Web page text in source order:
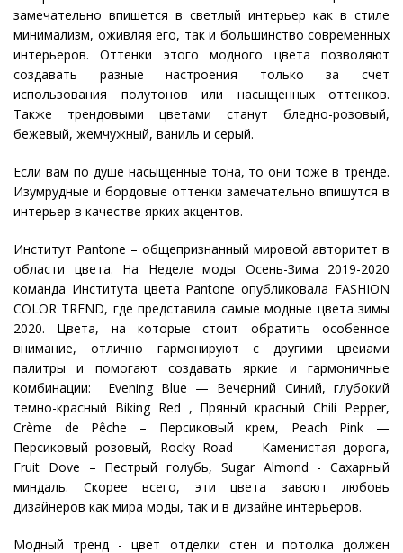
замечательно впишется в светлый интерьер как в стиле
минимализм, оживляя его, так и большинство современных
интерьеров. Оттенки этого модного цвета позволяют
создавать разные настроения только за счет
использования полутонов или насыщенных оттенков.
Также трендовыми цветами станут бледно-розовый,
бежевый, жемчужный, ваниль и серый.
Если вам по душе насыщенные тона, то они тоже в тренде.
Изумрудные и бордовые оттенки замечательно впишутся в
интерьер в качестве ярких акцентов.
Институт Pantone – общепризнанный мировой авторитет в
области цвета. На Неделе моды Осень-Зима 2019-2020
команда Института цвета Pantone опубликовала FASHION
COLOR TREND, где представила самые модные цвета зимы
2020. Цвета, на которые стоит обратить особенное
внимание, отлично гармонируют с другими цвеиами
палитры и помогают создавать яркие и гармоничные
комбинации: Evening Blue — Вечерний Синий, глубокий
темно-красный Biking Red , Пряный красный Chili Pepper,
Crème de Pêche – Персиковый крем, Peach Pink —
Персиковый розовый, Rocky Road — Каменистая дорога,
Fruit Dove – Пестрый голубь, Sugar Almond - Сахарный
миндаль. Скорее всего, эти цвета завоют любовь
дизайнеров как мира моды, так и в дизайне интерьеров.
Модный тренд - цвет отделки стен и потолка должен